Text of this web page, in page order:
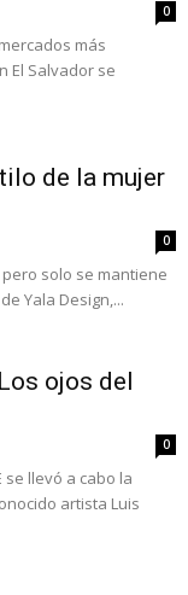
0
más
El Salvador se
de la mujer
0
solo se mantiene
Yala Design,...
ojos del
0
se llevó a cabo la
artista Luis